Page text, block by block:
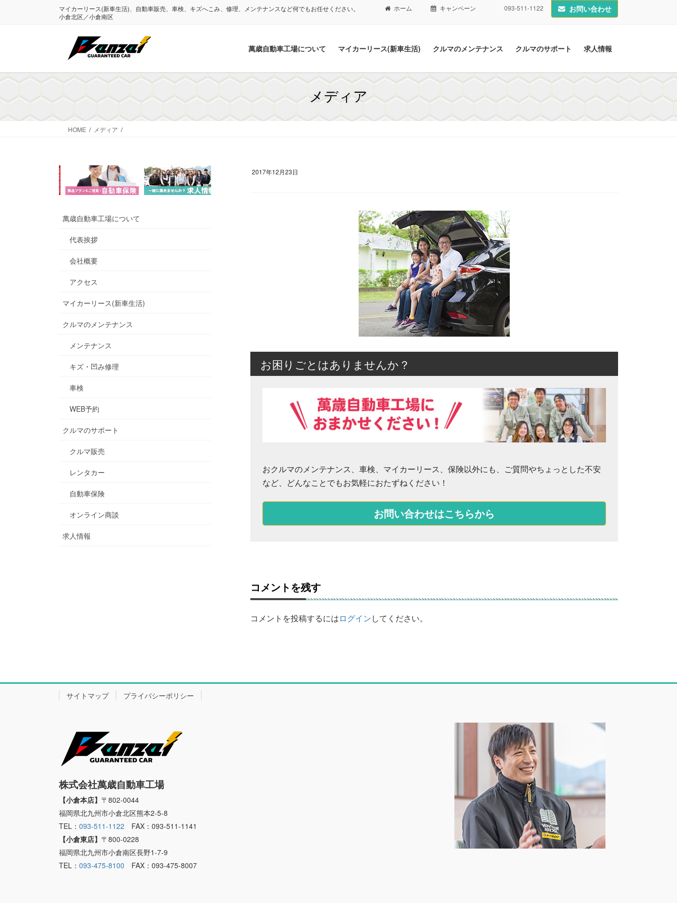
移
ン
移
マイカーリース(新車生活)、自動車販売、車検、キズへこみ、修理、メンテナンスなど何でもお任せください。
小倉北区／小倉南区
ホーム キャンペーン 093-511-1122 お問い合わせ
萬歳自動車工場について マイカーリース(新車生活) クルマのメンテナンス クルマのサポート 求人情報
メディア
HOME メディア
2017年12月23日
お困りごとはありませんか？
おクルマのメンテナンス、車検、マイカーリース、保険以外にも、ご質問やちょっとした不安
など、どんなことでもお気軽におたずねください！
お問い合わせはこちらから
コメントを残す
コメントを投稿するにはログインしてください。
萬歳自動車工場について
代表挨拶
会社概要
アクセス
マイカーリース(新車生活)
クルマのメンテナンス
メンテナンス
キズ・凹み修理
車検
WEB予約
クルマのサポート
クルマ販売
レンタカー
自動車保険
オンライン商談
求人情報
サイトマップ プライバシーポリシー
株式会社萬歳自動車工場
【小倉本店】 〒802-0044
福岡県北九州市小倉北区熊本2-5-8
TEL： 093-511-1122 FAX：093-511-1141
【小倉東店】 〒800-0228
福岡県北九州市小倉南区長野1-7-9
TEL： 093-475-8100 FAX：093-475-8007